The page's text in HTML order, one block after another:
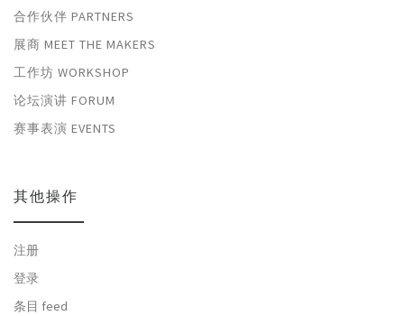
合作伙伴 PARTNERS
展商 MEET THE MAKERS
工作坊 WORKSHOP
论坛演讲 FORUM
赛事表演 EVENTS
其他操作
注册
登录
条目 feed